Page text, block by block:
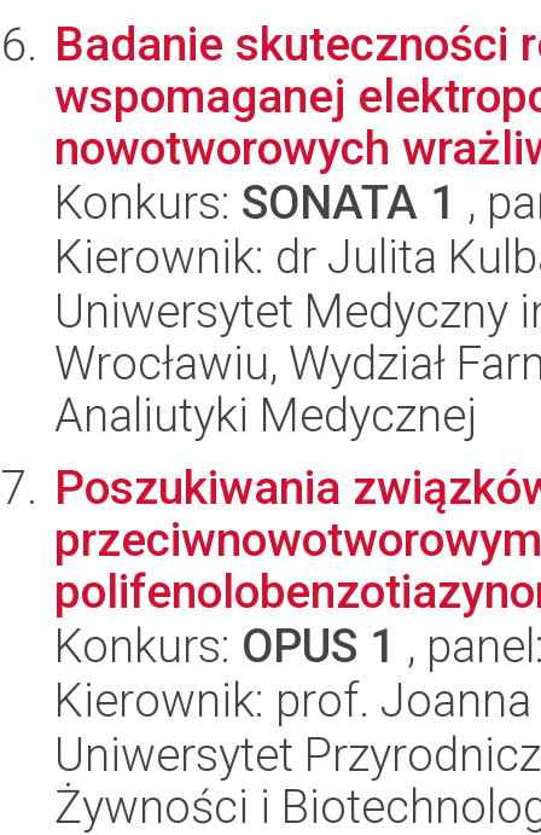
Badanie skuteczności
wspomaganej
nowotworowych
Konkurs: SONATA 1 ,
Kierownik: dr Julita
Uniwersytet Medyczny
Wrocławiu, Wydział
Analiutyki Medycznej
Poszukiwania
Konkurs: OPUS 1 ,
Kierownik: prof.
Uniwersytet
Żywności i